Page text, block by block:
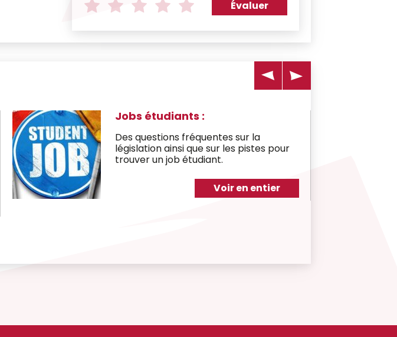
o
e
Note Note
2
Note
3
Note
4
Note
5
Évaluer
Jobs étudiants :
Des questions fréquentes sur la
législation ainsi que sur les pistes pour
trouver un job étudiant.
Voir en entier